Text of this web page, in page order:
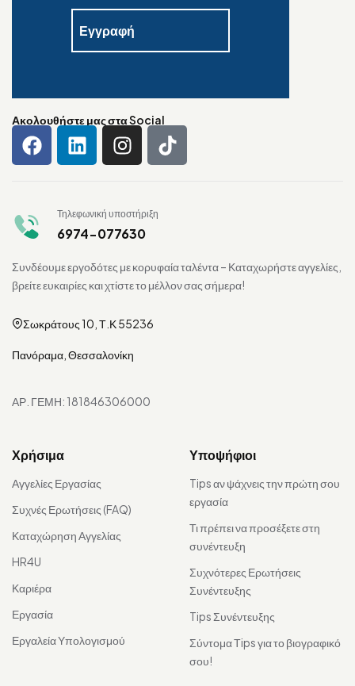
Ακολουθήστε μας στα Social
Τηλεφωνική υποστήριξη
6974-077630
Συνδέουμε εργοδότες με κορυφαία ταλέντα – Καταχωρήστε αγγελίες,
βρείτε ευκαιρίες και χτίστε το μέλλον σας σήμερα!
Σωκράτους 10, Τ.Κ 55236
Πανόραμα, Θεσσαλονίκη
ΑΡ. ΓΕΜΗ: 181846306000
Χρήσιμα
Αγγελίες Εργασίας
Συχνές Ερωτήσεις (FAQ)
Καταχώρηση Αγγελίας
HR4U
Καριέρα
Εργασία
Εργαλεία Υπολογισμού
Υποψήφιοι
Tips αν ψάχνεις την πρώτη σου
εργασία
Τι πρέπει να προσέξετε στη
συνέντευξη
Συχνότερες Ερωτήσεις
Συνέντευξης
Tips Συνέντευξης
Σύντομα Τips για το βιογραφικό
σου!